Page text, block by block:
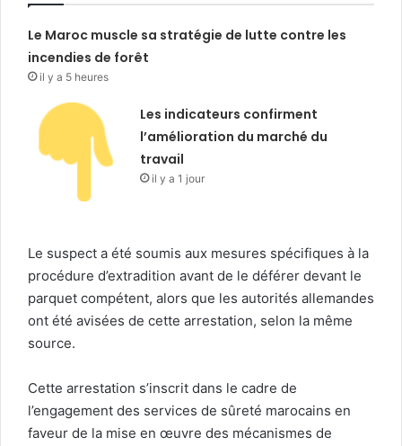
Le Maroc muscle sa stratégie de lutte contre les
incendies de forêt
il y a 5 heures
Les indicateurs confirment
l’amélioration du marché du
travail
il y a 1 jour
Le suspect a été soumis aux mesures spécifiques à la
procédure d’extradition avant de le déférer devant le
parquet compétent, alors que les autorités allemandes
ont été avisées de cette arrestation, selon la même
source.
Cette arrestation s’inscrit dans le cadre de
l’engagement des services de sûreté marocains en
faveur de la mise en œuvre des mécanismes de